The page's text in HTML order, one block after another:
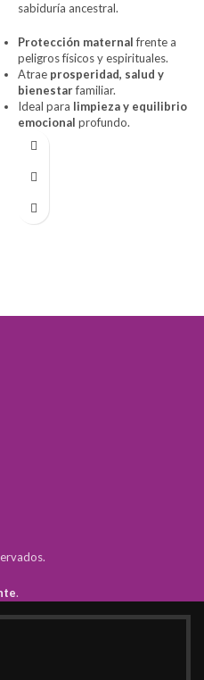
sabiduría ancestral.
Protección maternalfrente a
peligros físicos y espirituales.
Atrae prosperidad, salud y
bienestarfamiliar.
Ideal para limpieza y equilibrio
emocional profundo.
.